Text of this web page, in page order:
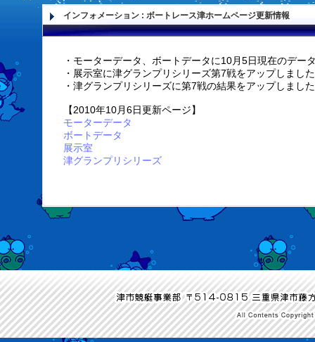
インフォメーション: ボートレース津ホームページ更新情報
・モーターデータ、ボートデータに10月5日現在のデー
・展示室に津グランプリシリーズ第7戦をアップしまし
・津グランプリシリーズに第7戦の結果をアップしまし
【2010年10月6日更新ページ】
モーターデータ
ボートデータ
展示室
津グランプリシリーズ